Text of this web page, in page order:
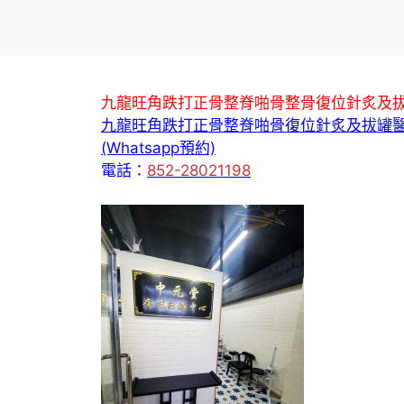
九龍旺角跌打正骨整脊啪骨整骨復位針炙及
九龍旺角跌打正骨整脊啪骨復位針炙及拔罐
(Whatsapp預約)
電話： 852-28021198